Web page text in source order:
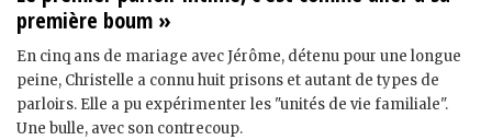
première boum »
En cinq ans de mariage avec Jérôme, détenu pour une longue
peine, Christelle a connu huit prisons et autant de types de
parloirs. Elle a pu expérimenter les "unités de vie familiale".
Une bulle, avec son contrecoup.